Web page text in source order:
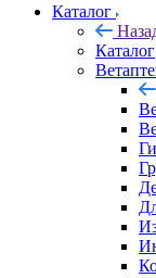
Каталог
Каталог